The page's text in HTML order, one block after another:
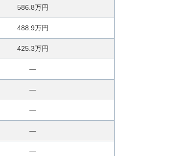
586.8万円
488.9万円
425.3万円
―
―
―
―
―